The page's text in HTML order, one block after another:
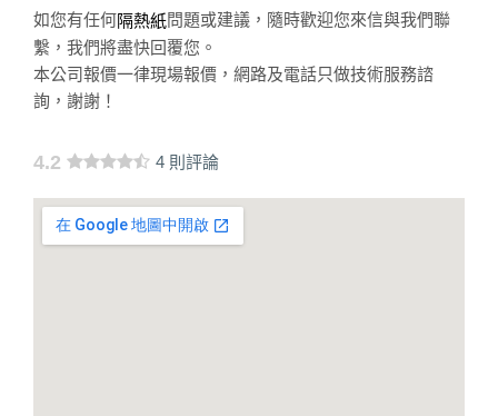
如您有任何隔熱紙問題或建議，隨時歡迎您來信與我們聯
繫，我們將盡快回覆您。
本公司報價一律現場報價，網路及電話只做技術服務諮
詢，謝謝！
4.2 4 則評論